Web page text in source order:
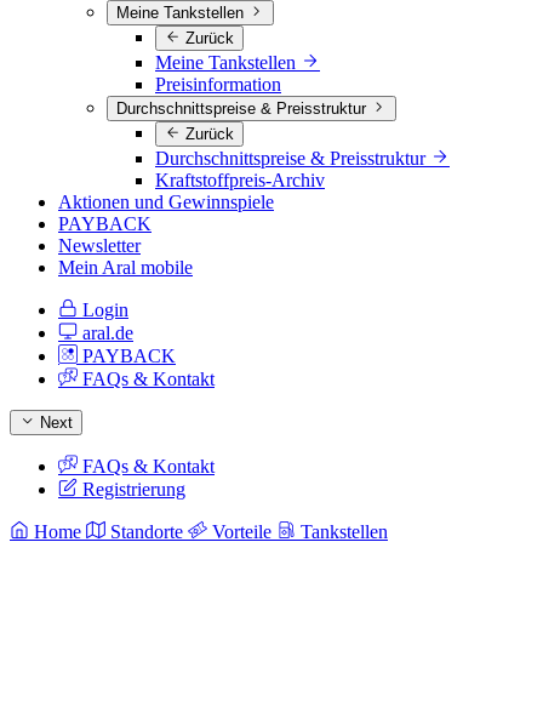
Meine Tankstellen
Zurück
Meine Tankstellen
Preisinformation
Durchschnittspreise & Preisstruktur
Zurück
Durchschnittspreise & Preisstruktur
Kraftstoffpreis-Archiv
Aktionen und Gewinnspiele
PAYBACK
Newsletter
Mein Aral mobile
Login
aral.de
PAYBACK
FAQs & Kontakt
Next
FAQs & Kontakt
Registrierung
Home Standorte Vorteile Tankstellen